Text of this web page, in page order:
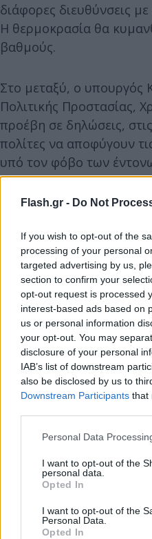
Flash.gr - Do Not
If you wish to opt-out of the
processing of your personal
targeted advertising by us,
section to confirm your
opt-out request is processed
interest-based ads based on
us or personal information
your opt-out. You may
disclosure of your personal
IAB’s list of downstream
also be disclosed by us to
Downstream Participants that
Please note that this
not limited to your visit or
grant or deny consent to
use your data for below
consent section.
Personal Data
I want to opt-out of the
personal data.
Opted In
I want to opt-out of the
Personal Data.
Opted In
διάφορες διευθύνσεις
Η θερμοκρασία θα
βαθμούς.
Στο μεταξύ, ο υπουργός
Πολιτικής Προστασίας,
προέβη σε δηλώσεις,
πολίτες να αποφύγουν
υπό τον φόβο των
Αναλυτικά η δήλωση
«Αγαπητοί μου
Πραγματοποιήσαμε,
στο υπουργείο
Προστασίας, σύσκεψη,
Αναπληρωτή Υπουργού
της ηγεσίας του
εκπροσώπου της
σήμερα και για τις
Παρασκευή, η
Οι μετεωρολόγοι μας
αναμένονται έντονες
καταιγίδες, κατά τόπους